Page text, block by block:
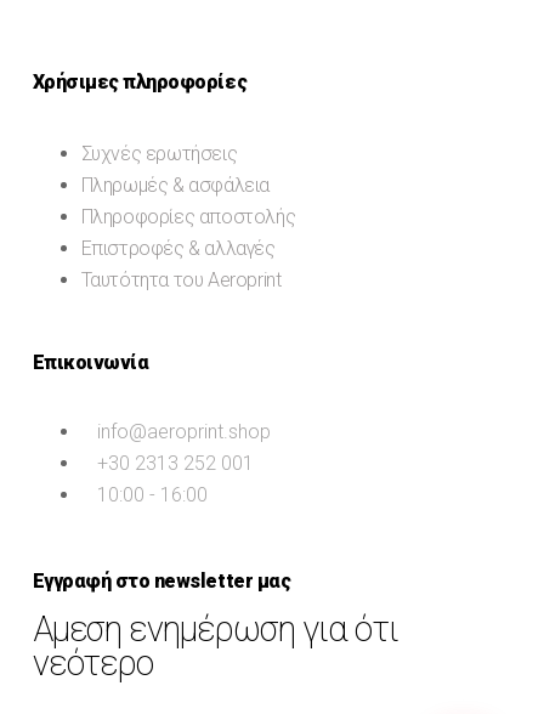
Χρήσιμες πληροφορίες
Συχνές ερωτήσεις
Πληρωμές & ασφάλεια
Πληροφορίες αποστολής
Επιστροφές & αλλαγές
Ταυτότητα του Aeroprint
Επικοινωνία
info@aeroprint.shop
+30 2313 252 001
10:00 - 16:00
Εγγραφή στο newsletter μας
Αμεση ενημέρωση για ότι
νεότερο